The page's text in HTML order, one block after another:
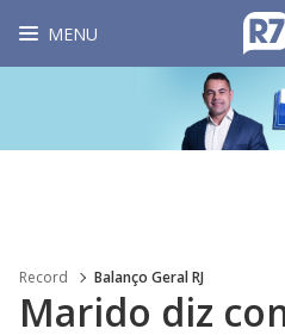
MENU
Record Balanço Geral RJ
Marido diz